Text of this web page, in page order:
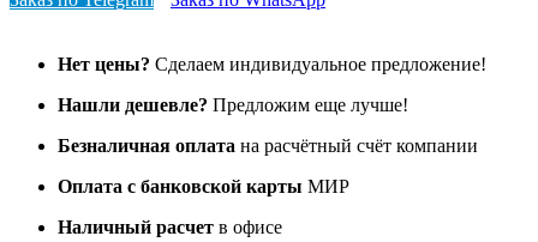
Нет цены? Сделаем индивидуальное предложение!
Нашли дешевле? Предложим еще лучше!
Безналичная оплата на расчётный счёт компании
Оплата с банковской карты МИР
Наличный расчет в офисе